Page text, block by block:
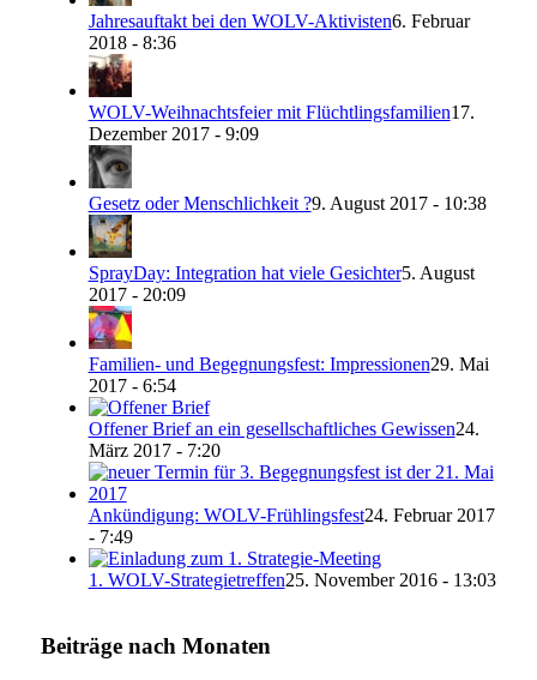
Jahresauftakt bei den WOLV-Aktivisten6. Februar
2018 - 8:36
WOLV-Weihnachtsfeier mit Flüchtlingsfamilien17.
Dezember 2017 - 9:09
Gesetz oder Menschlichkeit ?9. August 2017 - 10:38
SprayDay: Integration hat viele Gesichter5. August
2017 - 20:09
Familien- und Begegnungsfest: Impressionen29. Mai
2017 - 6:54
Offener Brief an ein gesellschaftliches Gewissen24.
März 2017 - 7:20
Ankündigung: WOLV-Frühlingsfest24. Februar 2017
- 7:49
1. WOLV-Strategietreffen25. November 2016 - 13:03
Beiträge nach Monaten